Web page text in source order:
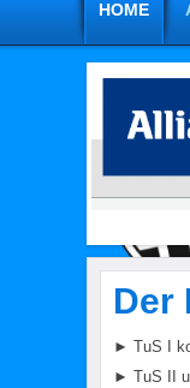
HOME
Der
► TuS I
► TuS II